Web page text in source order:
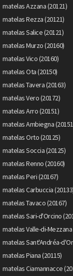
matelas Azzana (20121)
matelas Rezza (20121)
matelas Salice (20121)
matelas Murzo (20160)
matelas Vico (20160)
matelas Ota (20150)
matelas Tavera (20163)
matelas Vero (20172)
matelas Arro (20151)
matelas Ambiegna
matelas Orto (20125)
matelas Soccia (20125)
matelas Renno (20160)
matelas Peri (20167)
matelas Carbuccia
matelas Tavaco (20167)
matelas Sari-d'Orcino
matelas Valle-di-Mezzana
matelas Sant'Andréa-
matelas Piana (20115)
matelas Ciamannacce